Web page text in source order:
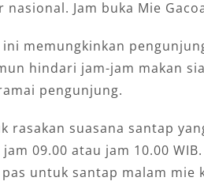
Jam buka Mie
ini memungkinkan
hindari jam-jam makan
pengunjung.
rasakan suasana santap
09.00 atau jam 10.00
untuk santap malam mie